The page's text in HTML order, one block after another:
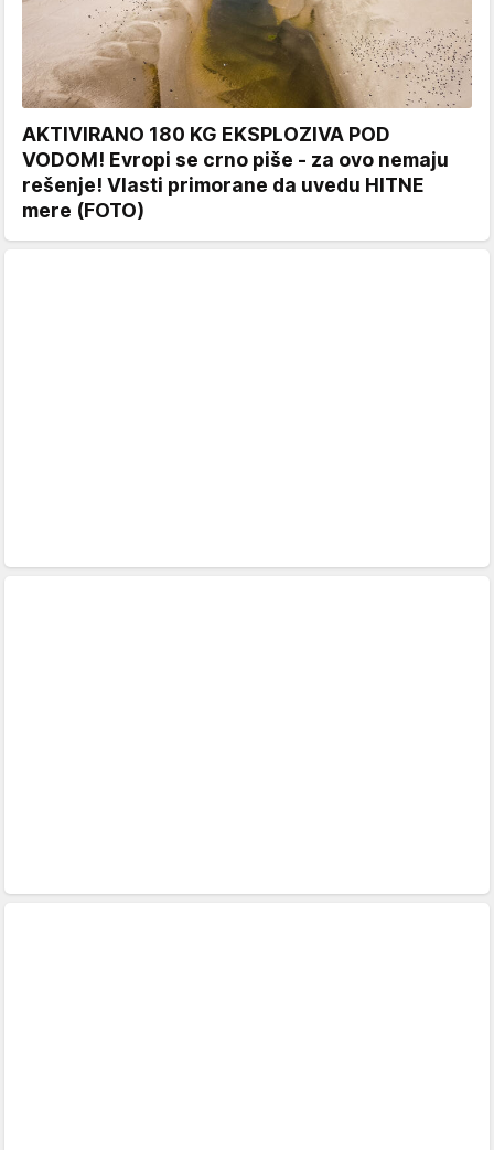
AKTIVIRANO 180 KG EKSPLOZIVA POD
VODOM! Evropi se crno piše - za ovo nemaju
rešenje! Vlasti primorane da uvedu HITNE
mere (FOTO)